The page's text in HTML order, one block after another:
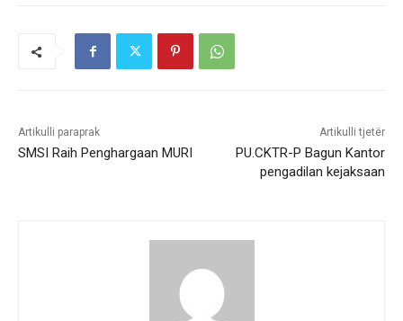
Artikulli paraprak
SMSI Raih Penghargaan MURI
Artikulli tjetër
PU.CKTR-P Bagun Kantor
pengadilan kejaksaan